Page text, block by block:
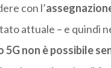
con l’
attuale – e quindi
5G non è possibile